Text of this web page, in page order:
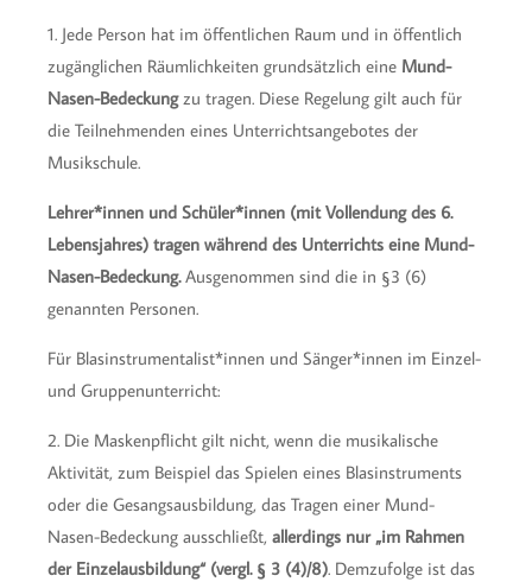
1. Jede Person hat im öffentlichen Raum und in öffentlich
zugänglichen Räumlichkeiten grundsätzlich eine Mund-
Nasen-Bedeckungzu tragen. Diese Regelung gilt auch für
die Teilnehmenden eines Unterrichtsangebotes der
Musikschule.
Lehrer*innen und Schüler*innen (mit Vollendung des 6.
Lebensjahres) tragen während des Unterrichts eine Mund-
Nasen-Bedeckung.Ausgenommen sind die in §3 (6)
genannten Personen.
Für Blasinstrumentalist*innen und Sänger*innen im Einzel-
und Gruppenunterricht:
2. Die Maskenpflicht gilt nicht, wenn die musikalische
Aktivität, zum Beispiel das Spielen eines Blasinstruments
oder die Gesangsausbildung, das Tragen einer Mund-
Nasen-Bedeckung ausschließt, allerdings nur „im Rahmen
der Einzelausbildung“ (vergl. § 3 (4)/8). Demzufolge ist das